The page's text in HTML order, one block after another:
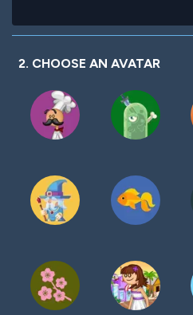
2. CHOOSE AN AVATAR